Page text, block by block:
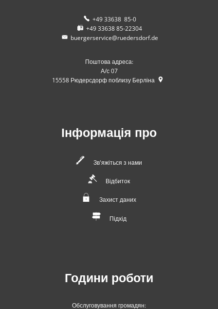
+49 33638 85-0
+49 33638 85-22304
buergerservice@ruedersdorf.de
Поштова адреса:
А/с 07
15558 Рюдерсдорф поблизу Берліна
Інформація про
Зв'яжіться з нами
Відбиток
Захист даних
Підхід
Години роботи
Обслуговування громадян: